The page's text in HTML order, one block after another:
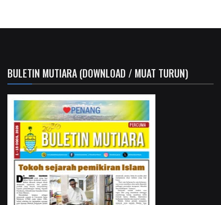
BULETIN MUTIARA (DOWNLOAD / MUAT TURUN)